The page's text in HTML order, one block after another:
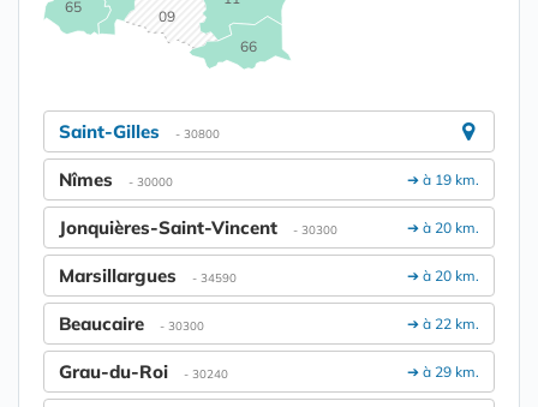
09
65
66
Saint-Gilles - 30800
➔ à 19 km.
Nîmes - 30000
➔ à 20 km.
Jonquières-Saint-Vincent - 30300
➔ à 20 km.
Marsillargues - 34590
➔ à 22 km.
Beaucaire - 30300
➔ à 29 km.
Grau-du-Roi - 30240